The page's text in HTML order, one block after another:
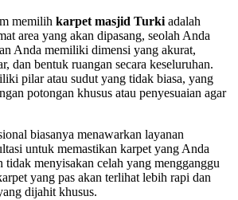
memilih karpet masjid Turkiadalah
area yang akan dipasang, seolah Anda
Anda memiliki dimensi yang akurat,
dan bentuk ruangan secara keseluruhan.
pilar atau sudut yang tidak biasa, yang
potongan khusus atau penyesuaian agar
biasanya menawarkan layanan
untuk memastikan karpet yang Anda
tidak menyisakan celah yang mengganggu
yang pas akan terlihat lebih rapi dan
dijahit khusus.